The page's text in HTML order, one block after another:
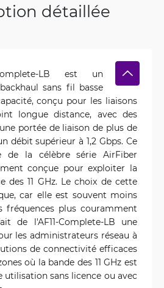
détaillée
LB est un
sans fil basse
conçu pour les liaisons
longue distance, avec des
portée de liaison de plus de
débit supérieur à 1,2 Gbps. Ce
de la célèbre série AirFiber
conçue pour exploiter la
des 11 GHz. Le choix de cette
car elle est souvent moins
fréquences plus couramment
de l'AF11-Complete-LB une
les administrateurs réseau à
de connectivité efficaces
où la bande des 11 GHz est
utilisation sans licence ou avec